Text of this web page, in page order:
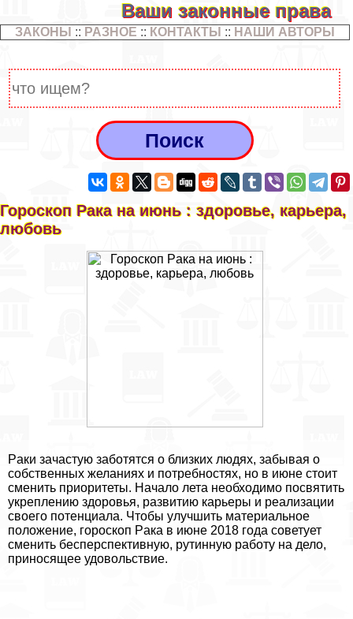
Ваши законные права
ЗАКОНЫ :: РАЗНОЕ :: КОНТАКТЫ :: НАШИ АВТОРЫ
Гороскоп Paка на июнь : здоровье, карьера,
любовь
Paки зачастую заботятся о близких людях, забывая о
собственных желаниях и потребностях, но в июне стоит
сменить приоритеты. Начало лета необходимо посвятить
укреплению здоровья, развитию карьеры и реализации
своего потенциала. Чтобы улучшить материальное
положение, гороскоп Paка в июне 2018 года советует
сменить бесперспективную, рутинную работу на дело,
приносящее удовольствие.